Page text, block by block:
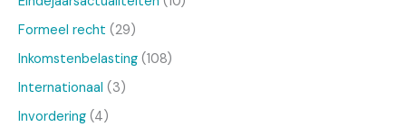
Formeel recht (29)
Inkomstenbelasting (108)
Internationaal (3)
Invordering (4)